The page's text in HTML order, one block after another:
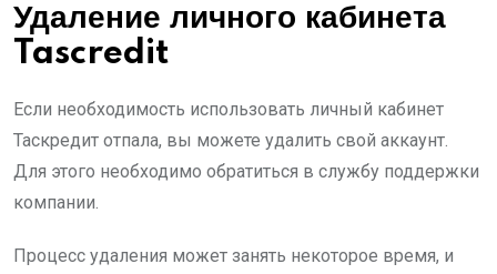
Удаление личного кабинета
Tascredit
Если необходимость использовать личный кабинет
Таскредит отпала, вы можете удалить свой аккаунт.
Для этого необходимо обратиться в службу поддержки
компании.
Процесс удаления может занять некоторое время, и